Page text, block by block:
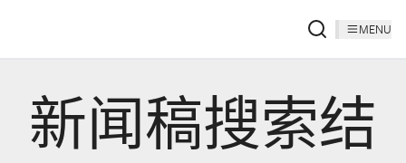
MENU
新闻稿搜索结